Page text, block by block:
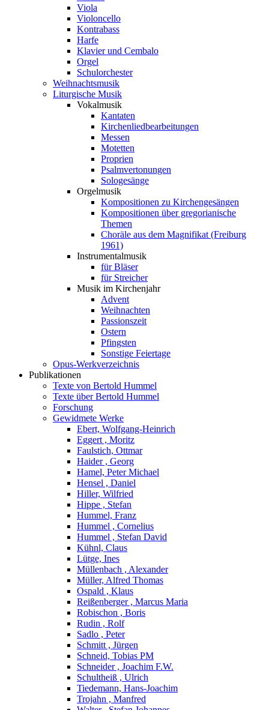
Viola
Violoncello
Kontrabass
Harfe
Klavier und Cembalo
Orgel
Schulorchester
Weihnachtsmusik
Liturgische Musik
Vokalmusik
Kantaten
Kirchenliedbearbeitungen
Messen
Motetten
Proprien
Psalmvertonungen
Sologesänge
Orgelmusik
Kompositionen zu Kirchengesängen
Kompositionen über gregorianische
Themen
Choräle aus dem Magnifikat (Freiburg
1961)
Instrumentalmusik
für Bläser
für Streicher
Musik im Kirchenjahr
Advent
Weihnachten
Passionszeit
Ostern
Pfingsten
Sonstige Feiertage
Opus-Werkverzeichnis
Publikationen
Texte von Bertold Hummel
Texte über Bertold Hummel
Forschung
Gewidmete Werke
Ebert, Wolfgang-Heinrich
Eggert , Moritz
Faulstich, Ottmar
Haider , Georg
Hamel, Peter Michael
Hensel , Daniel
Hiller, Wilfried
Hippe , Stefan
Hummel, Franz
Hummel , Cornelius
Hummel , Stefan David
Kühnl, Claus
Lütge, Ines
Müllenbach , Alexander
Müller, Alfred Thomas
Ospald , Klaus
Reißenberger , Marcus Maria
Robischon , Boris
Rudin , Rolf
Sadlo , Peter
Schmitt , Jürgen
Schneid, Tobias PM
Schneider , Joachim F.W.
Schultheiß , Ulrich
Tiedemann, Hans-Joachim
Trojahn , Manfred